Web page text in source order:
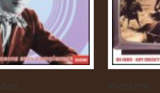
Western...